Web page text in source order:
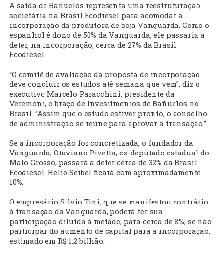
A saída de Bañuelos representa uma reestruturação
societária na Brasil Ecodiesel para acomodar a
incorporação da produtora de soja Vanguarda. Como o
espanhol é dono de 50% da Vanguarda, ele passaria a
deter, na incorporação, cerca de 27% da Brasil
Ecodiesel.
“O comitê de avaliação da proposta de incorporação
deve concluir os estudos até semana que vem”, diz o
executivo Marcelo Paracchini, presidente da
Veremont, o braço de investimentos de Bañuelos no
Brasil. “Assim que o estudo estiver pronto, o conselho
de administração se reúne para aprovar a transação.”
Se a incorporação for concretizada, o fundador da
Vanguarda, Otaviano Pivetta, ex-deputado estadual do
Mato Grosso, passará a deter cerca de 32% da Brasil
Ecodiesel. Helio Seibel ficará com aproximadamente
10%.
O empresário Silvio Tini, que se manifestou contrário
à transação da Vanguarda, poderá ter sua
participação diluída à metade, para cerca de 8%, se não
participar do aumento de capital para a incorporação,
estimado em R$ 1,2 bilhão.